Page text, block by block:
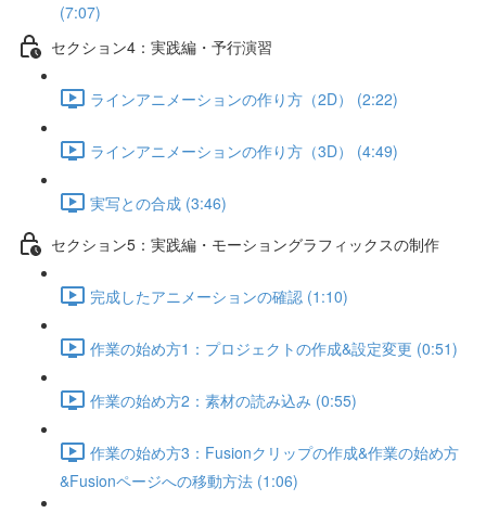
(7:07)
セクション4：実践編・予行演習
ラインアニメーションの作り方（2D） (2:22)
ラインアニメーションの作り方（3D） (4:49)
実写との合成 (3:46)
セクション5：実践編・モーショングラフィックスの制作
完成したアニメーションの確認 (1:10)
作業の始め方1：プロジェクトの作成&設定変更 (0:51)
作業の始め方2：素材の読み込み (0:55)
作業の始め方3：Fusionクリップの作成&作業の始め方
&Fusionページへの移動方法 (1:06)